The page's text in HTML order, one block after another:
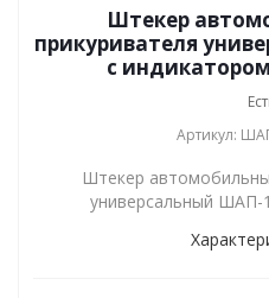
Штекер
прикуривателя
с
Артикул:
Штекер
универсальный ШАП-